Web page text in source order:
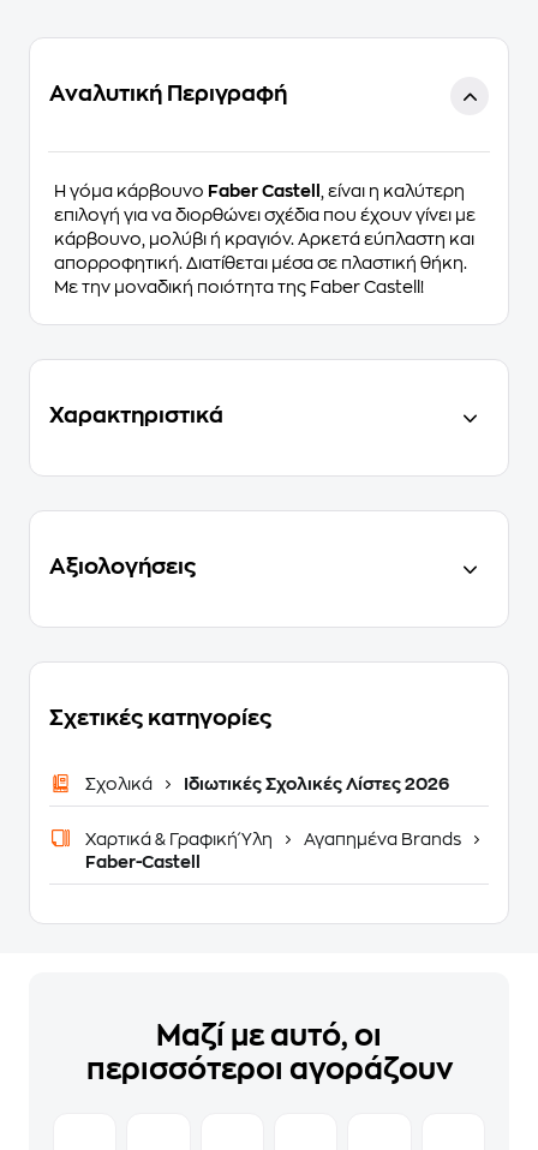
Αναλυτική Περιγραφή
Η γόμα κάρβουνο Faber Castell
, είναι η καλύτερη
επιλογή για να διορθώνει σχέδια που έχουν γίνει με
κάρβουνο, μολύβι ή κραγιόν. Αρκετά εύπλαστη και
απορροφητική. Διατίθεται μέσα σε πλαστική θήκη.
Με την μοναδική ποιότητα της Faber Castell!
Χαρακτηριστικά
Αξιολογήσεις
Σχετικές κατηγορίες
Σχολικά Ιδιωτικές Σχολικές Λίστες 2026
Χαρτικά & Γραφική Ύλη
Αγαπημένα Brands
Faber-Castell
Μαζί με αυτό, οι
περισσότεροι αγοράζουν